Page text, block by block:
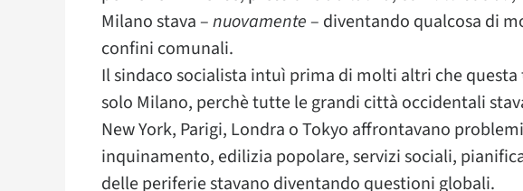
Milano stava –nuovamente – diventando qualcosa di
confini comunali.
Il sindaco socialista intuì prima di molti altri che
solo Milano, perchè tutte le grandi città occidentali
New York, Parigi, Londra o Tokyo affrontavano
inquinamento, edilizia popolare, servizi sociali,
delle periferie stavano diventando questioni globali.